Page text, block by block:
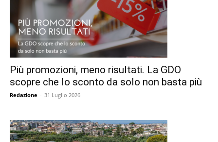
Più promozioni, meno risultati. La GDO
scopre che lo sconto da solo non basta più
Redazione - 31 Luglio 2026